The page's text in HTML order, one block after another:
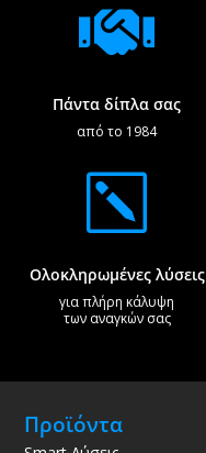

Πάντα δίπλα σας
από το 1984
k
Ολοκληρωμένες λύσεις
για πλήρη κάλυψη
των αναγκών σας
Προϊόντα